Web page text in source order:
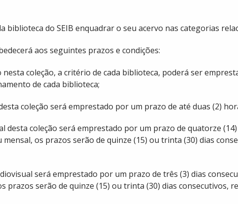
biblioteca do SEIB enquadrar o seu acervo nas categorias
aos seguintes prazos e condições:
coleção, a critério de cada biblioteca, poderá ser
de cada biblioteca;
coleção será emprestado por um prazo de até duas (2)
desta coleção será emprestado por um prazo de quatorze
os prazos serão de quinze (15) ou trinta (30) dias
será emprestado por um prazo de três (3) dias
prazos serão de quinze (15) ou trinta (30) dias consecutivos,